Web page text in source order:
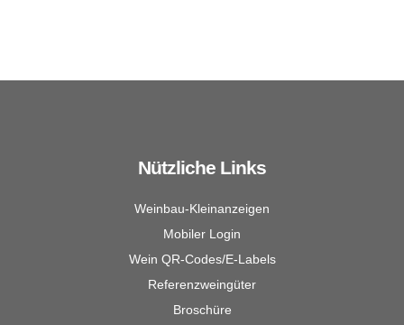
Nützliche Links
Weinbau-Kleinanzeigen
Mobiler Login
Wein QR-Codes/E-Labels
Referenzweingüter
Broschüre